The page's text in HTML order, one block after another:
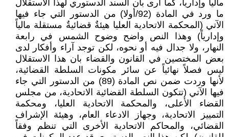
مالياً وإدارياً، كما أرى بان السند الدستوري لهذا الاستقلال
ما ورد في المادة (92/أولا) من الدستور التي جاء فيها
الآتي (المحكمة الاتحادية العليا هيئةٌ قضائيةٌ مستقلة مالياً
وإدارياً) وهذا النص واضح وضوح الشمس في رابعة
النهار، ولا جدال فيه أو نحوه، لكن توجد آراء وأفكار لدى
بعض المختصين في القانون والقضاء بان هذا الاستقلال
ليس فصلاً نهائياً عن سائر مكونات السلطة القضائية،
لأنها وردت ضمن نص المادة (89) من الدستور التي جاء
فيها الآتي (تتكون السلطة القضائية الاتحادية، من مجلس
القضاء الأعلى، والمحكمة الاتحادية العليا، ومحكمة
التمييز الاتحادية، وجهاز الادعاء العام، وهيئة الإشراف
القضائي، والمحاكم الاتحادية الأخرى التي تنظم وفقاً